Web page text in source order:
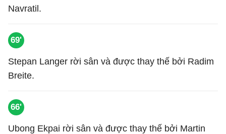
Navratil.
69'
Stepan Langer rời sân và được thay thế bởi Radim
Breite.
66'
Ubong Ekpai rời sân và được thay thế bởi Martin